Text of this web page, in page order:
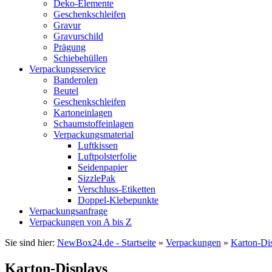
Deko-Elemente
Geschenkschleifen
Gravur
Gravurschild
Prägung
Schiebehüllen
Verpackungsservice
Banderolen
Beutel
Geschenkschleifen
Kartoneinlagen
Schaumstoffeinlagen
Verpackungsmaterial
Luftkissen
Luftpolsterfolie
Seidenpapier
SizzlePak
Verschluss-Etiketten
Doppel-Klebepunkte
Verpackungsanfrage
Verpackungen von A bis Z
Sie sind hier: NewBox24.de - Startseite » Verpackungen » Karton-
Karton-Displays